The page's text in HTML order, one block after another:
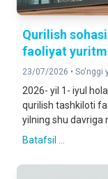
Qurilish
faoliyat
23/07/2026 • So'nggi
2026- yil 1- iyul
qurilish tashkiloti
yilning shu davriga
Batafsil ...